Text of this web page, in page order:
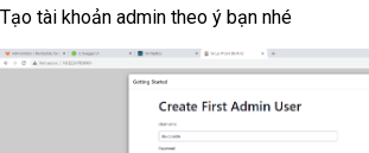
Tạo tài khoản admin theo ý bạn nhé